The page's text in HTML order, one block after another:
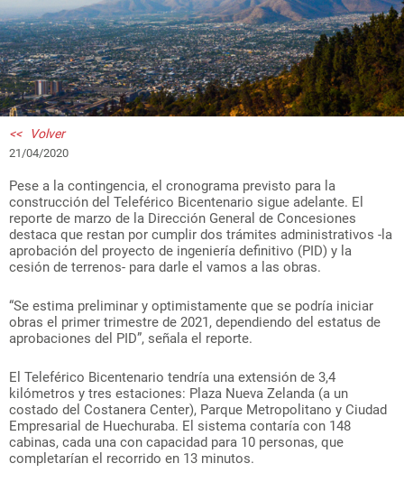
<< Volver
21/04/2020
Pese a la contingencia, el cronograma previsto para la
construcción del Teleférico Bicentenario sigue adelante. El
reporte de marzo de la Dirección General de Concesiones
destaca que restan por cumplir dos trámites administrativos -la
aprobación del proyecto de ingeniería definitivo (PID) y la
cesión de terrenos- para darle el vamos a las obras.
“Se estima preliminar y optimistamente que se podría iniciar
obras el primer trimestre de 2021, dependiendo del estatus de
aprobaciones del PID”, señala el reporte.
El Teleférico Bicentenario tendría una extensión de 3,4
kilómetros y tres estaciones: Plaza Nueva Zelanda (a un
costado del Costanera Center), Parque Metropolitano y Ciudad
Empresarial de Huechuraba. El sistema contaría con 148
cabinas, cada una con capacidad para 10 personas, que
completarían el recorrido en 13 minutos.